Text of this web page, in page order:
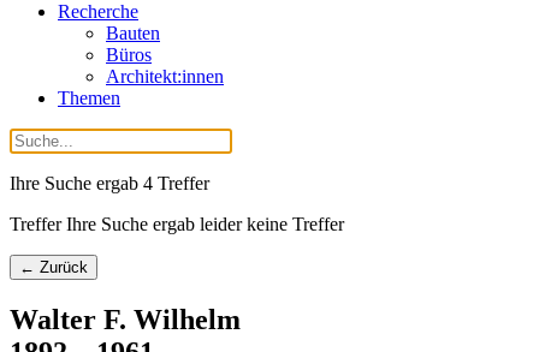
Recherche
Bauten
Büros
Architekt:innen
Themen
Ihre Suche ergab 4 Treffer
Treffer Ihre Suche ergab leider keine Treffer
← Zurück
Walter F. Wilhelm